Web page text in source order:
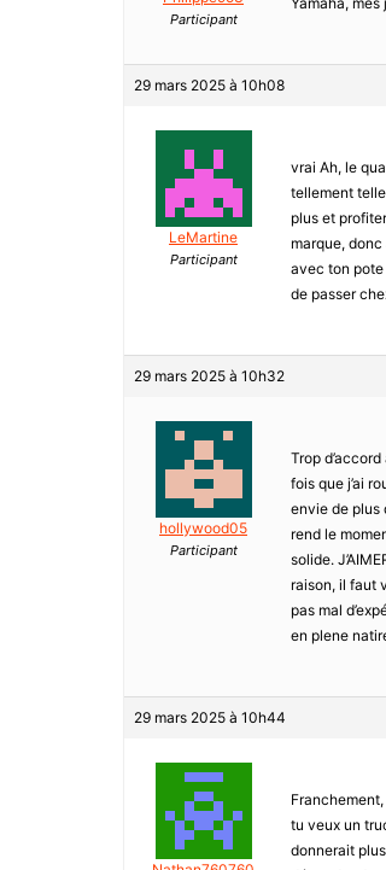
Participant
29 mars 2025 à 10h08
LeMartine
Participant
vrai Ah, le
tellement
plus et
marque,
avec ton pote
de passer
29 mars 2025 à 10h32
hollywood05
Participant
Trop
fois que j’ai
envie de plus
rend le
solide.
raison, il faut
pas mal
en plene
29 mars 2025 à 10h44
tu veux un
donnerait